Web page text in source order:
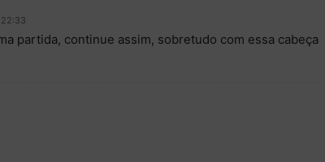
partida, continue assim, sobretudo com essa cabeça